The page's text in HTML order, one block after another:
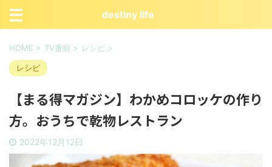
destiny life
HOME > TV番組 > レシピ >
レシピ
【まる得マガジン】わかめコロッケの作り
方。おうちで乾物レストラン
2022年12月12日